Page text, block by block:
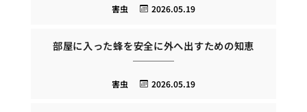
2026.05.19
害虫
部屋に入った蜂を安全に外へ出すための知恵
2026.05.19
害虫